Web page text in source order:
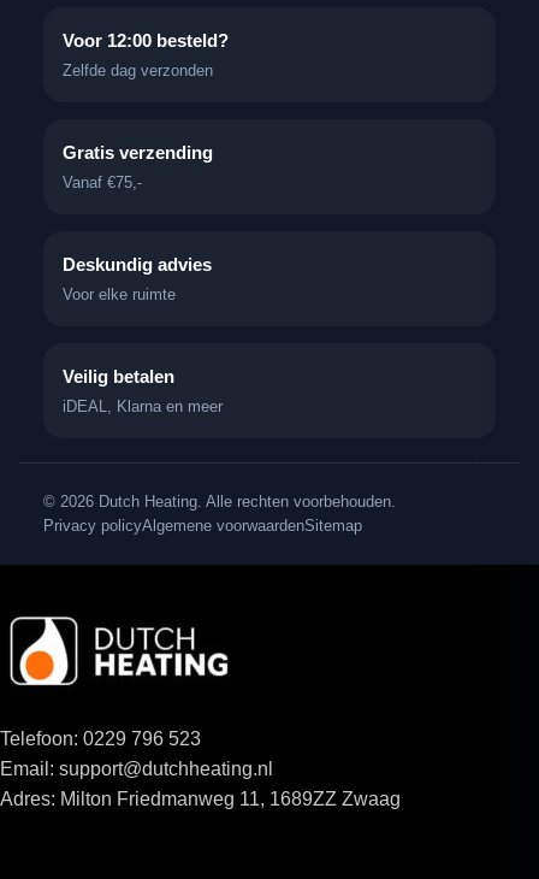
Voor 12:00 besteld?
Zelfde dag verzonden
Gratis verzending
Vanaf €75,-
Deskundig advies
Voor elke ruimte
Veilig betalen
iDEAL, Klarna en meer
© 2026 Dutch Heating. Alle rechten voorbehouden.
Privacy policyAlgemene voorwaardenSitemap
Telefoon: 0229 796 523
Email: support@dutchheating.nl
Adres: Milton Friedmanweg 11, 1689ZZ Zwaag